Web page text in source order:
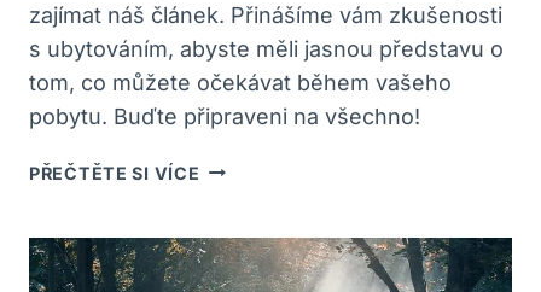
zajímat náš článek. Přinášíme vám zkušenosti
s ubytováním, abyste měli jasnou představu o
tom, co můžete očekávat během vašeho
pobytu. Buďte připraveni na všechno!
PŘEČTĚTE SI VÍCE HOTEL
JAKÉ
JSOU